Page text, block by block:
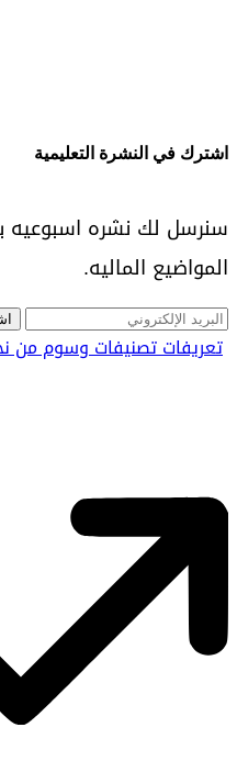
اشترك في النشرة التعليمية
سنرسل لك نشره
المواضيع الماليه.
تعريفاتتصنيفاتوسوممن